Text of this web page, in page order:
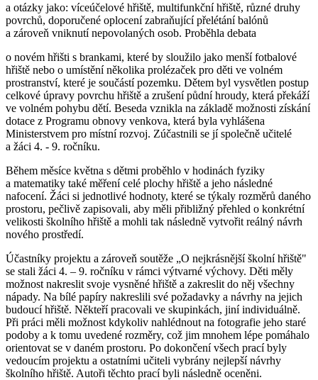
a otázky jako: víceúčelové hřiště, multifunkční hřiště, různé druhy
povrchů, doporučené oplocení zabraňující přelétání balónů
a zároveň vniknutí nepovolaných osob. Proběhla debata
o novém hřišti s brankami, které by sloužilo jako menší fotbalové
hřiště nebo o umístění několika prolézaček pro děti ve volném
prostranství, které je součástí pozemku. Dětem byl vysvětlen postup
celkové úpravy povrchu hřiště a zrušení půdní hroudy, která překáží
ve volném pohybu dětí. Beseda vznikla na základě možnosti získání
dotace z Programu obnovy venkova, která byla vyhlášena
Ministerstvem pro místní rozvoj. Zúčastnili se jí společně učitelé
a žáci 4. - 9. ročníku.
Během měsíce května s dětmi proběhlo v hodinách fyziky
a matematiky také měření celé plochy hřiště a jeho následné
nafocení. Žáci si jednotlivé hodnoty, které se týkaly rozměrů daného
prostoru, pečlivě zapisovali, aby měli přibližný přehled o konkrétní
velikosti školního hřiště a mohli tak následně vytvořit reálný návrh
nového prostředí.
Účastníky projektu a zároveň soutěže „O nejkrásnější školní hřiště"
se stali žáci 4. – 9. ročníku v rámci výtvarné výchovy. Děti měly
možnost nakreslit svoje vysněné hřiště a zakreslit do něj všechny
nápady. Na bílé papíry nakreslili své požadavky a návrhy na jejich
budoucí hřiště. Někteří pracovali ve skupinkách, jiní individuálně.
Při práci měli možnost kdykoliv nahlédnout na fotografie jeho staré
podoby a k tomu uvedené rozměry, což jim mnohem lépe pomáhalo
orientovat se v daném prostoru. Po dokončení všech prací byly
vedoucím projektu a ostatními učiteli vybrány nejlepší návrhy
školního hřiště. Autoři těchto prací byli následně oceněni.